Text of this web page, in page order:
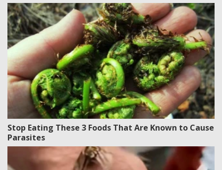
Stop Eating These 3 Foods That Are Known to Cause
Parasites